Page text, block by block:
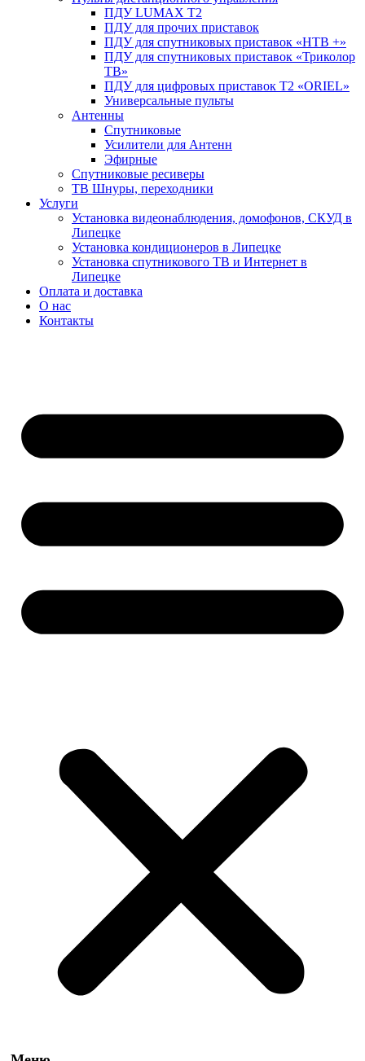
ПДУ LUMAX Т2
ПДУ для прочих приставок
ПДУ для спутниковых приставок «НТВ +»
ПДУ для спутниковых приставок «Триколор
ТВ»
ПДУ для цифровых приставок Т2 «ORIEL»
Универсальные пульты
Антенны
Спутниковые
Усилители для Антенн
Эфирные
Спутниковые ресиверы
ТВ Шнуры, переходники
Услуги
Установка видеонаблюдения, домофонов, СКУД в
Липецке
Установка кондиционеров в Липецке
Установка спутникового ТВ и Интернет в
Липецке
Оплата и доставка
О нас
Контакты